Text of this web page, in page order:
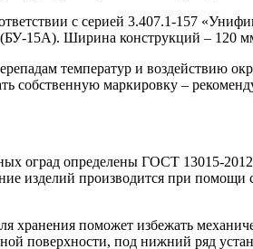
с серией 3.407.1-157
15А). Ширина конструкций – 120
температур и воздействию
собственную маркировку –
оград определены ГОСТ 13015-
изделий производится при помощи
хранения поможет избежать
поверхности, под нижний ряд